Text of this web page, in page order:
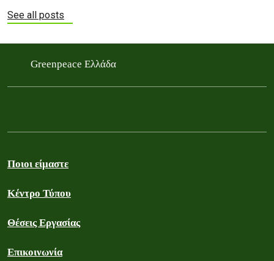
See all posts
Greenpeace Ελλάδα
Ποιοι είμαστε
Κέντρο Τύπου
Θέσεις Εργασίας
Επικοινωνία